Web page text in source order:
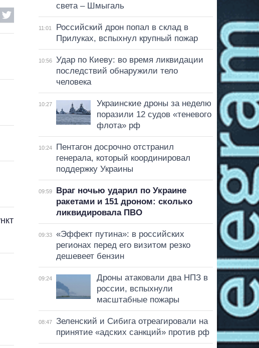
света – Шмыгаль
11:01
Российский дрон попал в склад в
Прилуках, вспыхнул крупный пожар
10:56
Удар по Киеву: во время ликвидации
последствий обнаружили тело
человека
10:27
Украинские дроны за неделю
поразили 12 судов «теневого
флота» рф
10:24
Пентагон досрочно отстранил
генерала, который координировал
поддержку Украины
09:59
Враг ночью ударил по Украине
ракетами и 151 дроном: сколько
ликвидировала ПВО
09:33
«Эффект путина»: в российских
регионах перед его визитом резко
дешевеет бензин
09:24
Дроны атаковали два НПЗ в
россии, вспыхнули
масштабные пожары
08:47
Зеленский и Сибига отреагировали на
принятие «адских санкций» против рф